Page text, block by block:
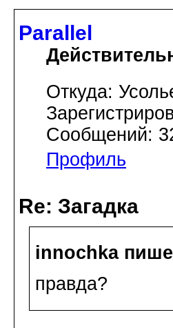
Parallel
Откуда:
Сообщений:
Профиль
Re: Загадка
innochka
правда?